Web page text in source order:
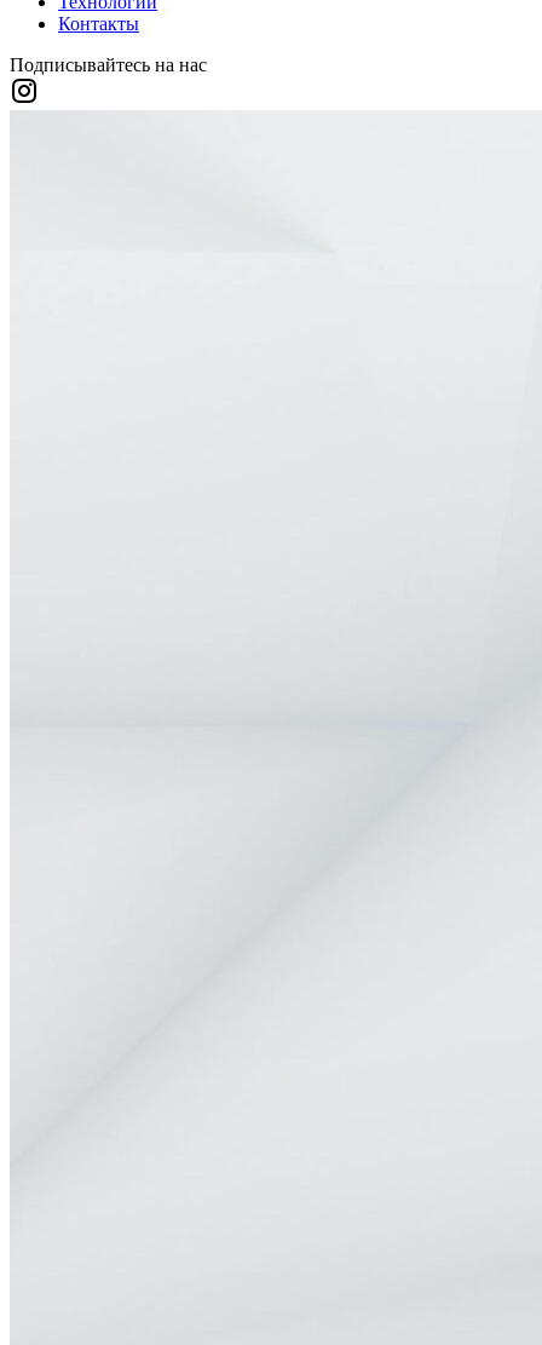
Контакты
Подписывайтесь на нас